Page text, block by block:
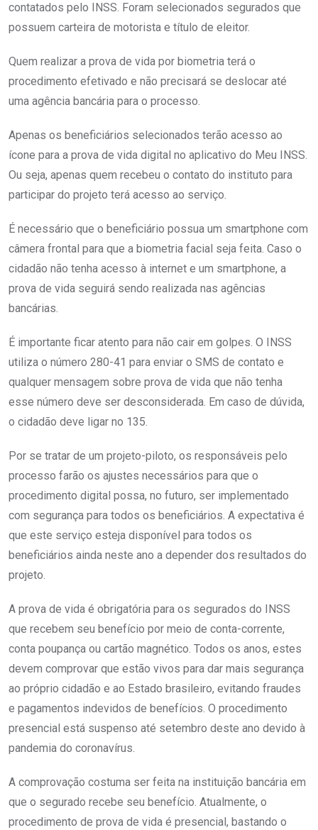
contatados pelo INSS. Foram selecionados segurados que
possuem carteira de motorista e título de eleitor.
Quem realizar a prova de vida por biometria terá o
procedimento efetivado e não precisará se deslocar até
uma agência bancária para o processo.
Apenas os beneficiários selecionados terão acesso ao
ícone para a prova de vida digital no aplicativo do Meu INSS.
Ou seja, apenas quem recebeu o contato do instituto para
participar do projeto terá acesso ao serviço.
É necessário que o beneficiário possua um smartphone com
câmera frontal para que a biometria facial seja feita. Caso o
cidadão não tenha acesso à internet e um smartphone, a
prova de vida seguirá sendo realizada nas agências
bancárias.
É importante ficar atento para não cair em golpes. O INSS
utiliza o número 280-41 para enviar o SMS de contato e
qualquer mensagem sobre prova de vida que não tenha
esse número deve ser desconsiderada. Em caso de dúvida,
o cidadão deve ligar no 135.
Por se tratar de um projeto-piloto, os responsáveis pelo
processo farão os ajustes necessários para que o
procedimento digital possa, no futuro, ser implementado
com segurança para todos os beneficiários. A expectativa é
que este serviço esteja disponível para todos os
beneficiários ainda neste ano a depender dos resultados do
projeto.
A prova de vida é obrigatória para os segurados do INSS
que recebem seu benefício por meio de conta-corrente,
conta poupança ou cartão magnético. Todos os anos, estes
devem comprovar que estão vivos para dar mais segurança
ao próprio cidadão e ao Estado brasileiro, evitando fraudes
e pagamentos indevidos de benefícios. O procedimento
presencial está suspenso até setembro deste ano devido à
pandemia do coronavírus.
A comprovação costuma ser feita na instituição bancária em
que o segurado recebe seu benefício. Atualmente, o
procedimento de prova de vida é presencial, bastando o